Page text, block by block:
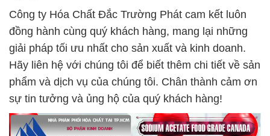
Công ty Hóa Chất Đắc Trường Phát cam kết luôn
đồng hành cùng quý khách hàng, mang lại những
giải pháp tối ưu nhất cho sản xuất và kinh doanh.
Hãy liên hệ với chúng tôi để biết thêm chi tiết về sản
phẩm và dịch vụ của chúng tôi. Chân thành cảm ơn
sự tin tưởng và ủng hộ của quý khách hàng!